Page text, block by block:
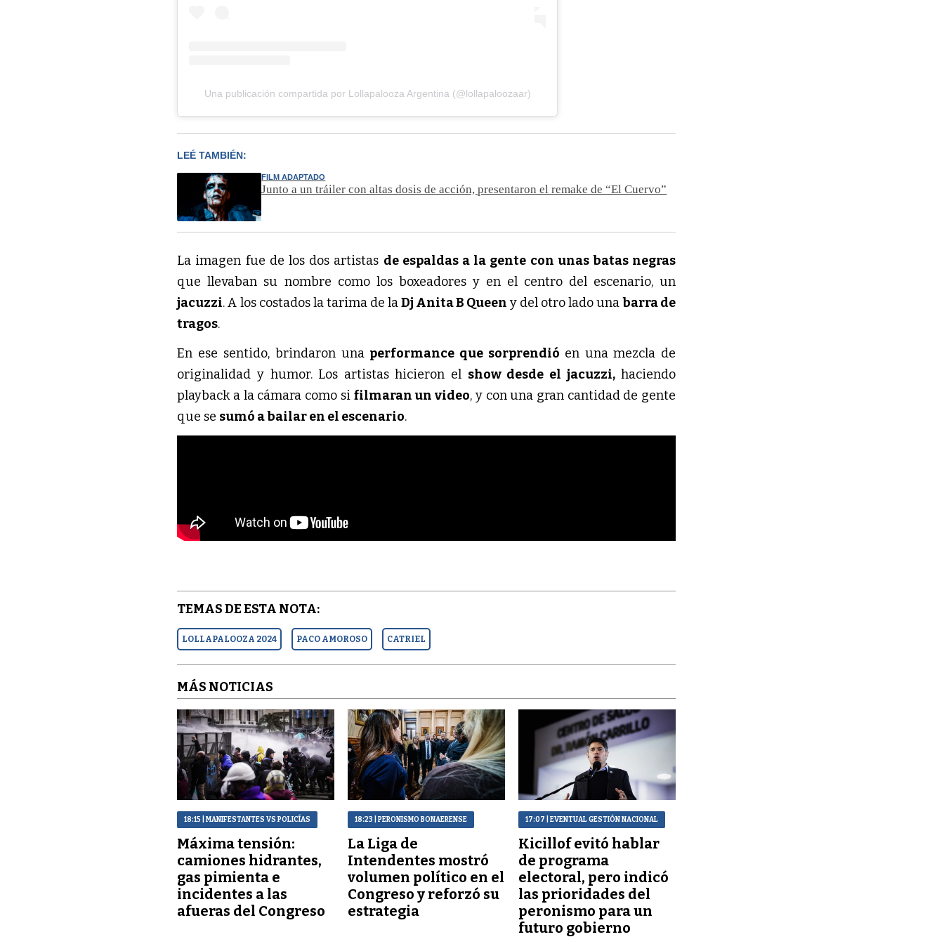
Una publicación compartida por Lollapalooza Argentina (@lollapaloozaar)
LEÉ TAMBIÉN:
FILM ADAPTADO
Junto a un tráiler con altas dosis de acción, presentaron el remake de “El Cuervo”
La imagen fue de los dos artistas de espaldas a la gente con unas batas negras
jacuzzi. A los costados la tarima de la Dj Anita B Queen y del otro lado una barra de
tragos.
En ese sentido, brindaron una performance que sorprendió en una mezcla de
originalidad y humor. Los artistas hicieron el show desde el jacuzzi, haciendo
playback a la cámara como si filmaran un video, y con una gran cantidad de gente
que se sumó a bailar en el escenario.
TEMAS DE ESTA NOTA:
LOLLAPALOOZA 2024 PACO AMOROSO CATRIEL
MÁS NOTICIAS
18:15 | MANIFESTANTES VS POLICÍAS
Máxima tensión:
camiones hidrantes,
gas pimienta e
incidentes a las
afueras del Congreso
18:23 | PERONISMO BONAERENSE
La Liga de
Intendentes mostró
volumen político en el
Congreso y reforzó su
estrategia
17:07 | EVENTUAL GESTIÓN NACIONAL
Kicillof evitó hablar
de programa
electoral, pero indicó
las prioridades del
peronismo para un
futuro gobierno